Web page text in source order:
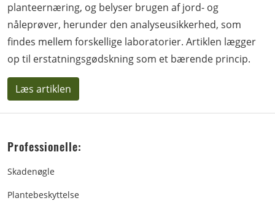
planteernæring, og belyser brugen af jord- og
nåleprøver, herunder den analyseusikkerhed, som
findes mellem forskellige laboratorier. Artiklen lægger
op til erstatningsgødskning som et bærende princip.
Læs artiklen
Professionelle:
Skadenøgle
Plantebeskyttelse